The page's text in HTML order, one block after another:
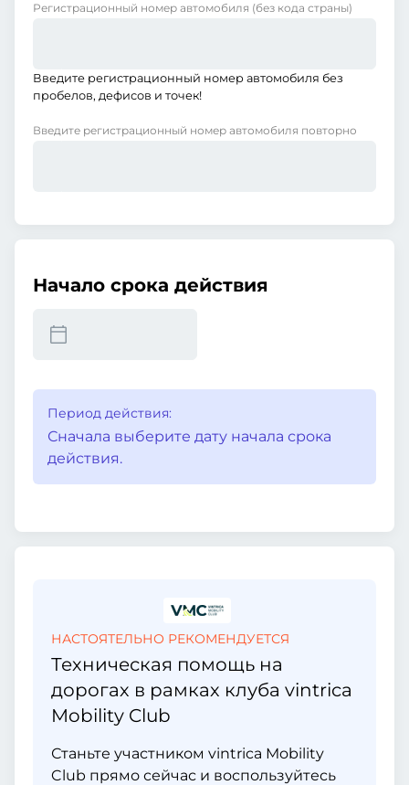
Регистрационный номер автомобиля (без кода страны)
Введите регистрационный номер автомобиля без
пробелов, дефисов и точек!
Введите регистрационный номер автомобиля повторно
Начало срока действия
Период действия:
Сначала выберите дату начала срока
действия.
НАСТОЯТЕЛЬНО РЕКОМЕНДУЕТСЯ
Техническая помощь на
дорогах в рамках клуба vintrica
Mobility Club
Станьте участником vintrica Mobility
Club прямо сейчас и воспользуйтесь